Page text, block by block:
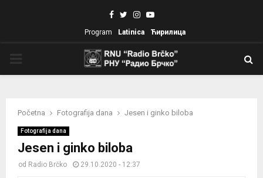
Facebook
TwitterInstagram
Youtube
Program Latinica Ћирилица
Početna Fotografija dana Jesen i ginko biloba
Fotografija dana
Jesen i ginko biloba
od Radio Brčko 29.10.2020 - 12:37